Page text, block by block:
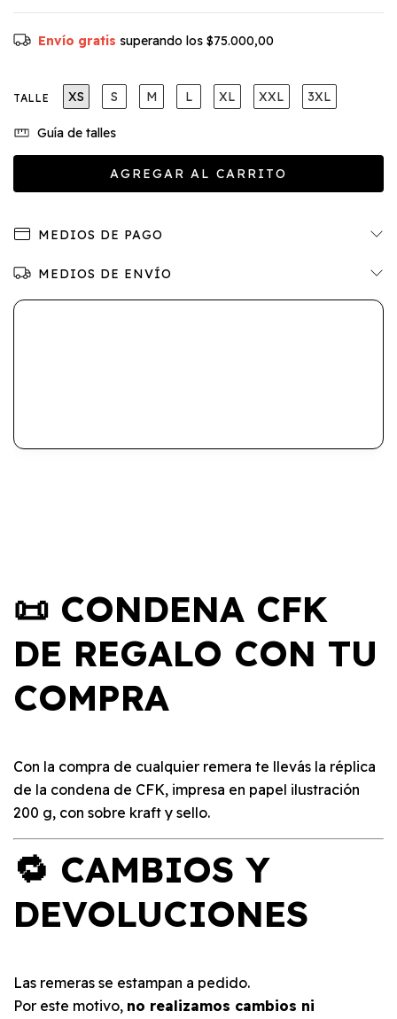
Envío gratis superando los $75.000,00
TALLE XS S M L XL XXL 3XL
Guía de talles
MEDIOS DE PAGO
MEDIOS DE ENVÍO
📜 CONDENA CFK
DE REGALO CON TU
COMPRA
Con la compra de cualquier remera te llevás la réplica
de la condena de CFK, impresa en papel ilustración
200 g, con sobre kraft y sello.
🔁 CAMBIOS Y
DEVOLUCIONES
Las remeras se estampan a pedido.
Por este motivo, no realizamos cambios ni